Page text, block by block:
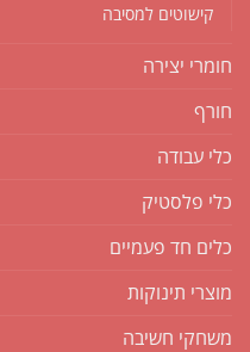
קישוטים למסיבה
חומרי יצירה
חורף
כלי עבודה
כלי פלסטיק
כלים חד פעמיים
מוצרי תינוקות
משחקי חשיבה